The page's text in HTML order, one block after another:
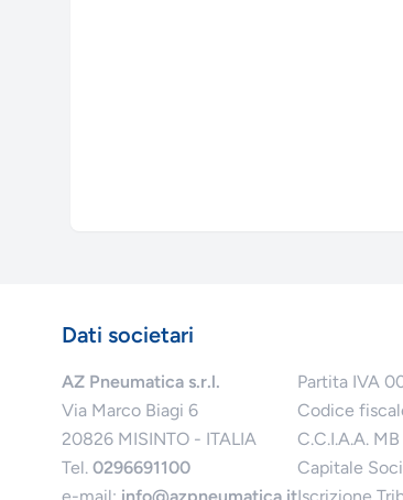
Dati societari
AZ Pneumatica s.r.l.
Via Marco Biagi 6
20826 MISINTO - ITALIA
Tel. 0296691100
Partita IVA
Codice
C.C.I.A.A.
Capitale